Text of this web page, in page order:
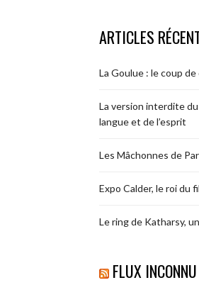
ARTICLES
La Goulue : le coup
La version interdite
langue et de l’esprit
Les Mâchonnes de
Expo Calder, le roi du
Le ring de Katharsy,
FLUX INCONNU